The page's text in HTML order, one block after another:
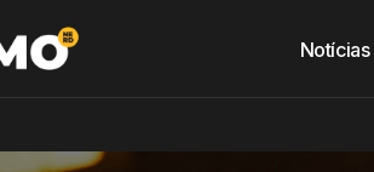
Notícias